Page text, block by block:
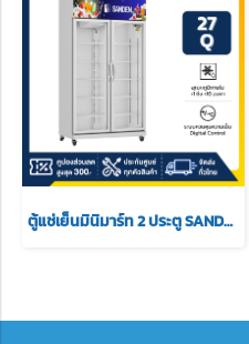
ตู้แช่เย็นมินิมาร์ท 2 ประตู SANDEN รุ่น YPE-1100 ความจุ 27Q